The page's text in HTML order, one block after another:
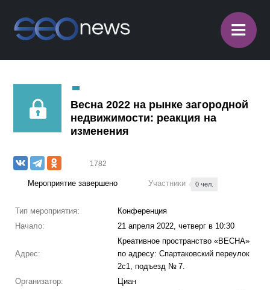
≡
Весна 2022 на рынке загородной
недвижимости: реакция на
изменения
1782
Мероприятие завершено Участники 0 чел.
Тип мероприятия:
Конференция
Начало:
21 апреля 2022, четверг в 10:30
Адрес:
Креативное пространство «ВЕСНА»
по адресу: Спартаковский переулок
2с1, подъезд № 7.
Организатор:
Циан